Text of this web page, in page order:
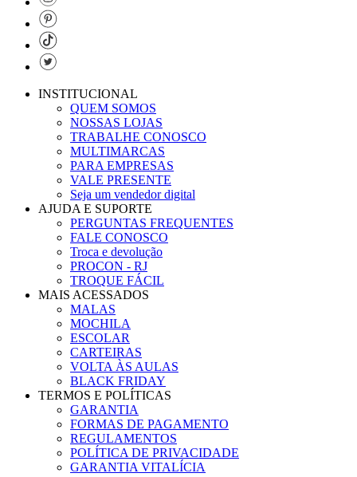
INSTITUCIONAL
QUEM SOMOS
NOSSAS LOJAS
TRABALHE CONOSCO
MULTIMARCAS
PARA EMPRESAS
VALE PRESENTE
Seja um vendedor digital
AJUDA E SUPORTE
PERGUNTAS FREQUENTES
FALE CONOSCO
Troca e devolução
PROCON - RJ
TROQUE FÁCIL
MAIS ACESSADOS
MALAS
MOCHILA
ESCOLAR
CARTEIRAS
VOLTA ÀS AULAS
BLACK FRIDAY
TERMOS E POLÍTICAS
GARANTIA
FORMAS DE PAGAMENTO
REGULAMENTOS
POLÍTICA DE PRIVACIDADE
GARANTIA VITALÍCIA